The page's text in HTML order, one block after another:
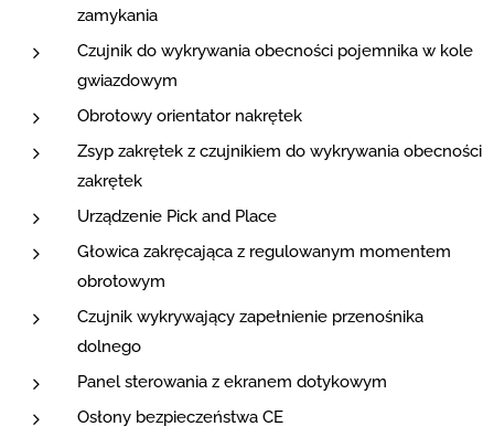
zamykania
Czujnik do wykrywania obecności pojemnika w kole
gwiazdowym
Obrotowy orientator nakrętek
Zsyp zakrętek z czujnikiem do wykrywania obecności
zakrętek
Urządzenie Pick and Place
Głowica zakręcająca z regulowanym momentem
obrotowym
Czujnik wykrywający zapełnienie przenośnika
dolnego
Panel sterowania z ekranem dotykowym
Osłony bezpieczeństwa CE